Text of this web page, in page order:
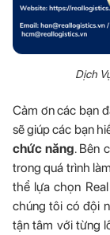
Dịch
Cảm ơn các bạn
sẽ giúp các bạn
chức năng. Bên
trong quá trình
thể lựa chọn
chúng tôi có đội
tận tâm với từng